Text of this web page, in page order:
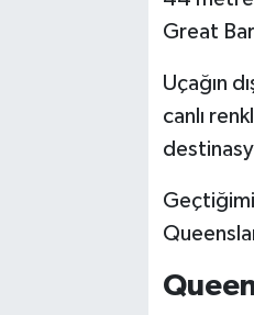
Great
Uçağın
canlı